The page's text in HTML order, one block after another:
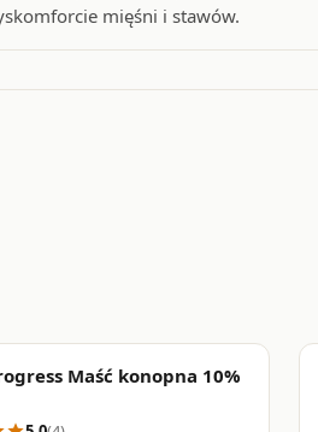
mięśni i stawów.
favorite_border
Maść konopna 10%